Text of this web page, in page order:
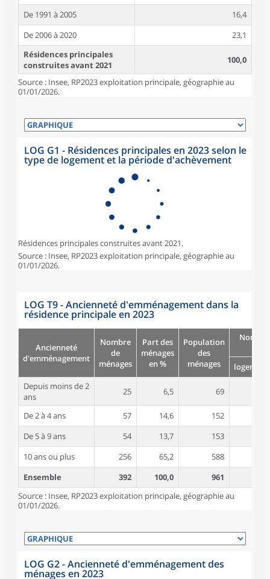
De 1991 à 2005
16,4
De 2006 à 2020
23,1
Résidences principales
construites avant 2021
100,0
Source : Insee, RP2023 exploitation principale, géographie au
01/01/2026.
LOG G1 - Résidences principales en 2023 selon le
type de logement et la période d'achèvement
Résidences principales construites avant 2021.
Source : Insee, RP2023 exploitation principale, géographie au
01/01/2026.
LOG T9 - Ancienneté d'emménagement dans la
résidence principale en 2023
Ancienneté
d'emménagement
Nombre
de
ménages
Part des
ménages
en %
Population
des
ménages
logement
Depuis moins de 2
ans
25 6,5 69
De 2 à 4 ans 57 14,6 152
De 5 à 9 ans
54 13,7 153
10 ans ou plus
256 65,2 588
Ensemble
392 100,0 961
Source : Insee, RP2023 exploitation principale, géographie au
01/01/2026.
LOG G2 - Ancienneté d'emménagement des
ménages en 2023